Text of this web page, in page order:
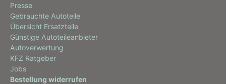
Presse
Gebrauchte Autoteile
Übersicht Ersatzteile
Günstige Autoteileanbieter
Autoverwertung
KFZ Ratgeber
Jobs
Bestellung widerrufen